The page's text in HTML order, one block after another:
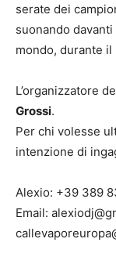
serate dei
suonando
mondo, durante
L’organizzatore
Grossi.
Per chi volesse
intenzione di
Alexio: +39 389
Email: